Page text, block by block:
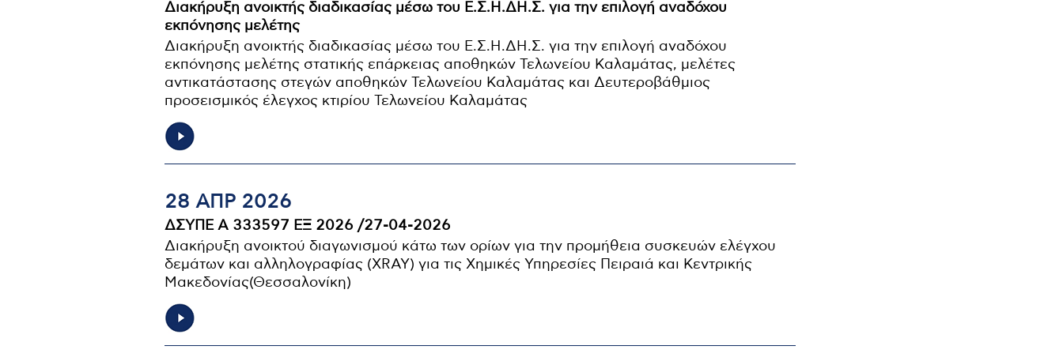
Διακήρυξη ανοικτής διαδικασίας μέσω του Ε.Σ.Η.ΔΗ.Σ. για την επιλογή αναδόχου
εκπόνησης μελέτης
Διακήρυξη ανοικτής διαδικασίας μέσω του Ε.Σ.Η.ΔΗ.Σ. για την επιλογή αναδόχου
εκπόνησης μελέτης στατικής επάρκειας αποθηκών Τελωνείου Καλαμάτας, μελέτες
αντικατάστασης στεγών αποθηκών Τελωνείου Καλαμάτας και Δευτεροβάθμιος
προσεισμικός έλεγχος κτιρίου Τελωνείου Καλαμάτας
28 ΑΠΡ 2026
ΔΣΥΠΕ Α 333597 ΕΞ 2026 /27-04-2026
Διακήρυξη ανοικτού διαγωνισμού κάτω των ορίων για την προμήθεια συσκευών ελέγχου
δεμάτων και αλληλογραφίας (XRAY) για τις Χημικές Υπηρεσίες Πειραιά και Κεντρικής
Μακεδονίας(Θεσσαλονίκη)